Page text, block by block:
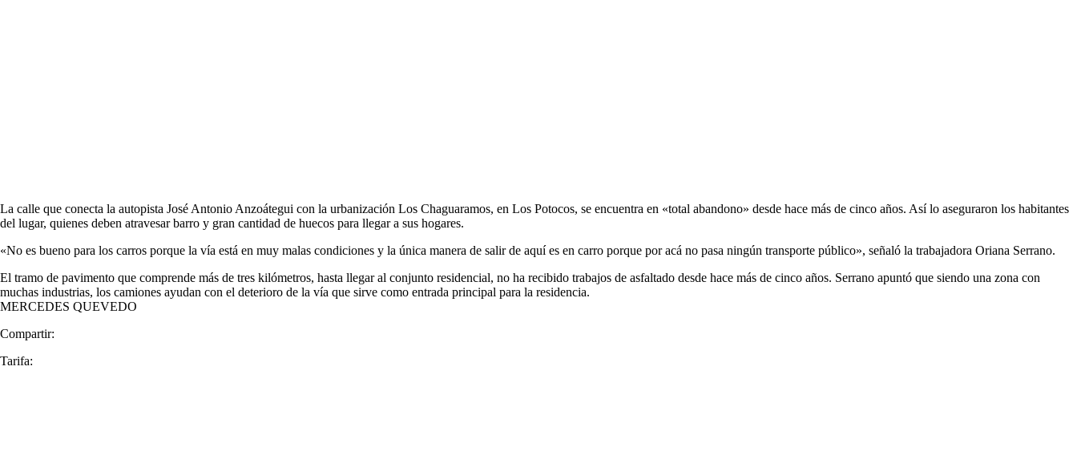
La calle que conecta la autopista José Antonio Anzoátegui con la urbanización Los Chaguaramos, en Los Potocos, se encuentra en «total abandono» desde hace más de cinco años. Así lo aseguraron los habitantes
del lugar, quienes deben atravesar barro y gran cantidad de huecos para llegar a sus hogares.
«No es bueno para los carros porque la vía está en muy malas condiciones y la única manera de salir de aquí es en carro porque por acá no pasa ningún transporte público», señaló la trabajadora Oriana Serrano.
El tramo de pavimento que comprende más de tres kilómetros, hasta llegar al conjunto residencial, no ha recibido trabajos de asfaltado desde hace más de cinco años. Serrano apuntó que siendo una zona con
muchas industrias, los camiones ayudan con el deterioro de la vía que sirve como entrada principal para la residencia.
MERCEDES QUEVEDO
Compartir:
Tarifa: